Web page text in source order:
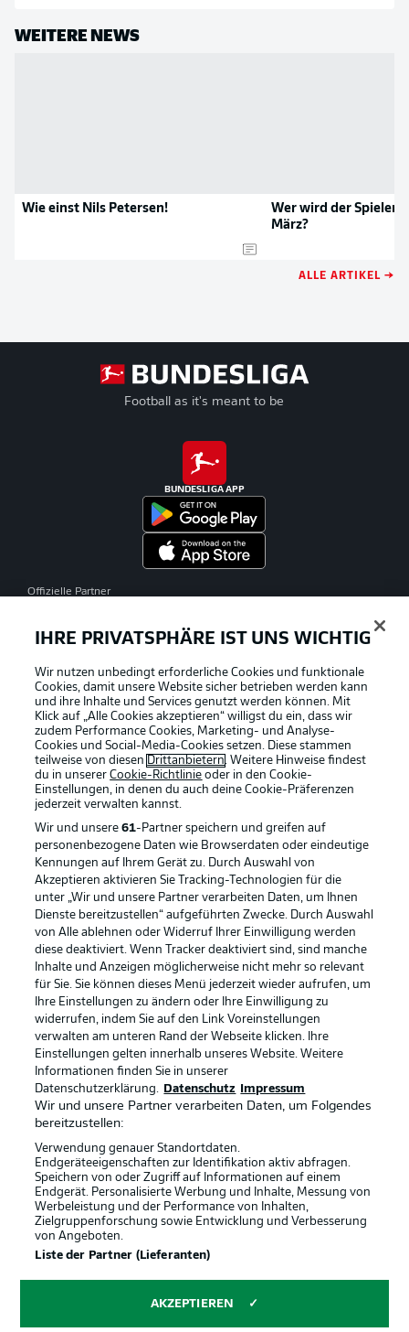
WEITERE NEWS
Wie einst Nils Petersen!
Wer wird der Spieler
März?
ALLE ARTIKEL →
Football as it's meant to be
BUNDESLIGA APP
Offizielle Partner
Rechtliche Hinweise Voreinstellungen verwalten
Datenschutz Nutzungsbedingungen
Broadcaster Kontakt
Impressum
Partner Spieler
Liveticker
© 2026 Bundesliga-Gruppe GmbH
Sprachauswahl
IHRE PRIVATSPHÄRE IST UNS WICHTIG
Wir nutzen unbedingt erforderliche Cookies und funktionale
Cookies, damit unsere Website sicher betrieben werden kann
und ihre Inhalte und Services genutzt werden können. Mit
Klick auf „Alle Cookies akzeptieren“ willigst du ein, dass wir
zudem Performance Cookies, Marketing- und Analyse-
Cookies und Social-Media-Cookies setzen. Diese stammen
teilweise von diesen Drittanbietern. Weitere Hinweise findest
du in unsererCookie-Richtlinie oder in den Cookie-
Einstellungen, in denen du auch deine Cookie-Präferenzen
jederzeit verwalten kannst.
Wir und unsere61-Partner speichern und greifen auf
personenbezogene Daten wie Browserdaten oder eindeutige
Kennungen auf Ihrem Gerät zu. Durch Auswahl von
Akzeptieren aktivieren Sie Tracking-Technologien für die
unter „Wir und unsere Partner verarbeiten Daten, um Ihnen
Dienste bereitzustellen“ aufgeführten Zwecke. Durch Auswahl
von Alle ablehnen oder Widerruf Ihrer Einwilligung werden
diese deaktiviert. Wenn Tracker deaktiviert sind, sind manche
Inhalte und Anzeigen möglicherweise nicht mehr so relevant
für Sie. Sie können dieses Menü jederzeit wieder aufrufen, um
Ihre Einstellungen zu ändern oder Ihre Einwilligung zu
widerrufen, indem Sie auf den Link Voreinstellungen
verwalten am unteren Rand der Webseite klicken. Ihre
Einstellungen gelten innerhalb unseres Website. Weitere
Informationen finden Sie in unserer
Datenschutzerklärung.
Datenschutz Impressum
Wir und unsere Partner verarbeiten Daten, um Folgendes
bereitzustellen:
Verwendung genauer Standortdaten.
Endgeräteeigenschaften zur Identifikation aktiv abfragen.
Speichern von oder Zugriff auf Informationen auf einem
Endgerät. Personalisierte Werbung und Inhalte, Messung von
Werbeleistung und der Performance von Inhalten,
Zielgruppenforschung sowie Entwicklung und Verbesserung
von Angeboten.
Liste der Partner (Lieferanten)
AKZEPTIEREN